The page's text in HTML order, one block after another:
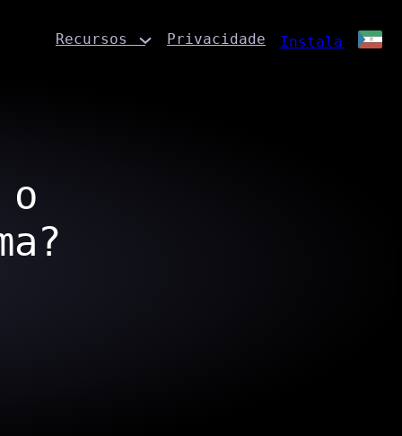
Recursos Privacidade Instalar
o